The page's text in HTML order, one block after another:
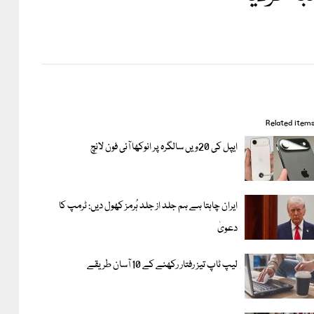
Related items
ایپل کی 20ویں سالگرہ پر انوکھا آئی فون لانچ
ایران چاہتا ہے ہم جلد از جلد ہُرمز کھول دیں: ٹرمپ کا
دعویٰ
لیپ ٹاپ تیز رفتار رکھنے کے 10 آسان طریقے